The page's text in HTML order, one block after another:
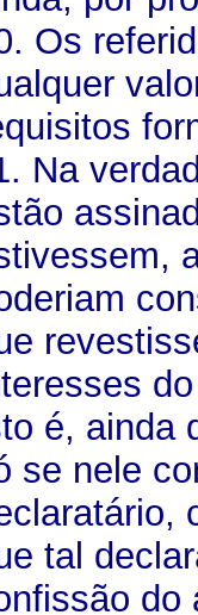
Os
Na
é, ainda
se nele
tal
do